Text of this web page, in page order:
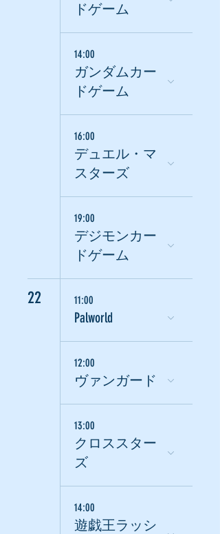
ドゲーム
14:00
ガンダムカー
ドゲーム
16:00
デュエル・マ
スターズ
19:00
デジモンカー
ドゲーム
22 11:00
Palworld
12:00
ヴァンガード
13:00
クロススター
ズ
14:00
遊戯王ラッシ